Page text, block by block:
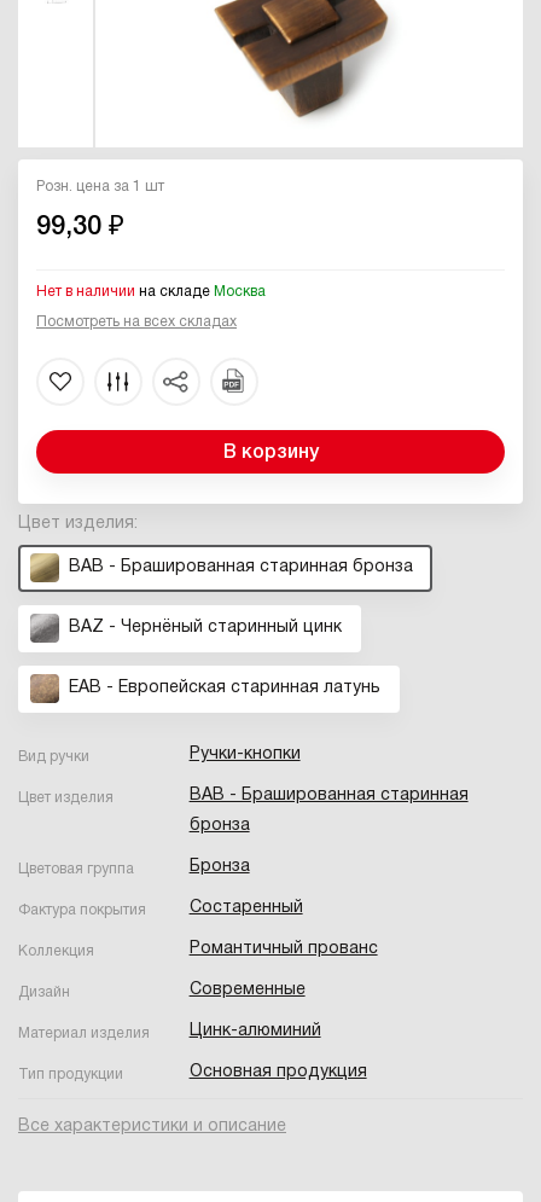
Цвет изделия:
BAB - Брашированная старинная бронза
BAZ - Чернёный старинный цинк
EAB - Европейская старинная латунь
Вид ручки Ручки-кнопки
Цвет изделия
BAB - Брашированная старинная
бронза
Цветовая группа Бронза
Фактура покрытия Состаренный
Коллекция Романтичный прованс
Дизайн Современные
Материал изделия Цинк-алюминий
Тип продукции Основная продукция
Все характеристики и описание
Розн. цена за 1 шт
99,30 ₽
Нет в наличии на складе Москва
Посмотреть на всех складах
В корзину